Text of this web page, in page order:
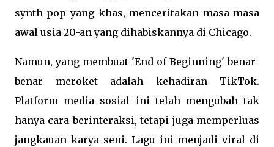
synth-pop yang khas, menceritakan masa-masa
awal usia 20-an yang dihabiskannya di Chicago.
Namun, yang membuat 'End of Beginning' benar-
benar meroket adalah kehadiran TikTok.
Platform media sosial ini telah mengubah tak
hanya cara berinteraksi, tetapi juga memperluas
jangkauan karya seni. Lagu ini menjadi viral di